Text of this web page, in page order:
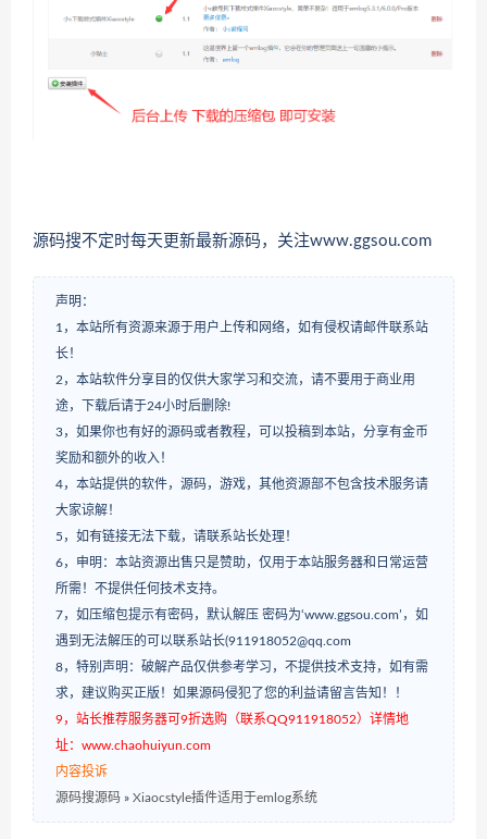
源码搜不定时每天更新最新源码，关注www.ggsou.com
声明：
1，本站所有资源来源于用户上传和网络，如有侵权请邮件联系站
长！
2，本站软件分享目的仅供大家学习和交流，请不要用于商业用
途，下载后请于24小时后删除!
3，如果你也有好的源码或者教程，可以投稿到本站，分享有金币
奖励和额外的收入！
4，本站提供的软件，源码，游戏，其他资源部不包含技术服务请
大家谅解！
5，如有链接无法下载，请联系站长处理！
6，申明：本站资源出售只是赞助，仅用于本站服务器和日常运营
所需！不提供任何技术支持。
7，如压缩包提示有密码，默认解压 密码为‘www.ggsou.com’，如
遇到无法解压的可以联系站长(911918052@qq.com
8，特别声明：破解产品仅供参考学习，不提供技术支持，如有需
求，建议购买正版！如果源码侵犯了您的利益请留言告知！！
9，站长推荐服务器可9折选购（联系QQ911918052）详情地
址：www.chaohuiyun.com
内容投诉
源码搜源码 » Xiaocstyle插件适用于emlog系统